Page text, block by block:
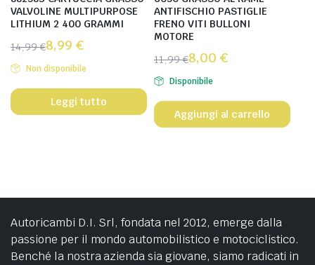
VALVOLINE MULTIPURPOSE
LITHIUM 2 400 GRAMMI
14,99€8,99 €
Non disponibile
Leggi tutto
ANTIFISCHIO PASTIGLIE
FRENO VITI BULLONI
MOTORE
11,99€8,00 €
Disponibile
Aggiungi al carrello
Autoricambi D.I. Srl, fondata nel 2012, emerge dalla
passione per il mondo automobilistico e motociclistico.
Benché la nostra azienda sia giovane, siamo radicati in